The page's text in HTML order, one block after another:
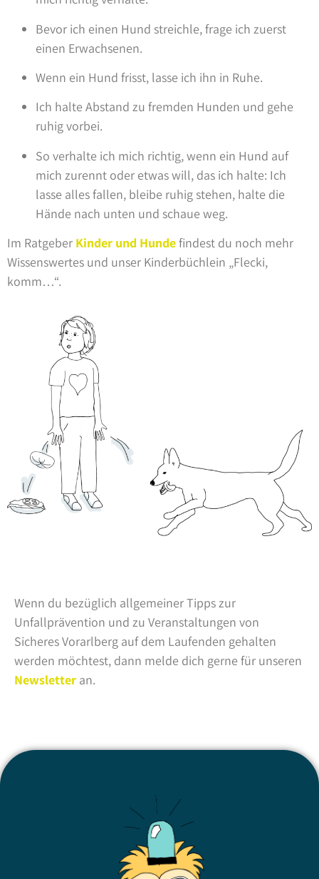
Bevor ich einen Hund streichle, frage ich zuerst
einen Erwachsenen.
Wenn ein Hund frisst, lasse ich ihn in Ruhe.
Ich halte Abstand zu fremden Hunden und gehe
ruhig vorbei.
So verhalte ich mich richtig, wenn ein Hund auf
mich zurennt oder etwas will, das ich halte: Ich
lasse alles fallen, bleibe ruhig stehen, halte die
Hände nach unten und schaue weg.
Im Ratgeber Kinder und Hundefindest du noch mehr
Wissenswertes und unser Kinderbüchlein „Flecki,
komm…“.
Wenn du bezüglich allgemeiner Tipps zur
Unfallprävention und zu Veranstaltungen von
Sicheres Vorarlberg auf dem Laufenden gehalten
werden möchtest, dann melde dich gerne für unseren
Newsletter an.